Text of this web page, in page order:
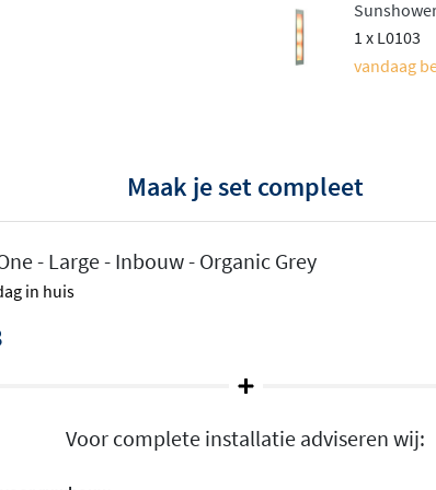
Voor UV is dit meer dan
1 x L0103
vandaag
Maak je set compleet
- Large - Inbouw - Organic Grey
in huis
Voor complete installatie adviseren wij: